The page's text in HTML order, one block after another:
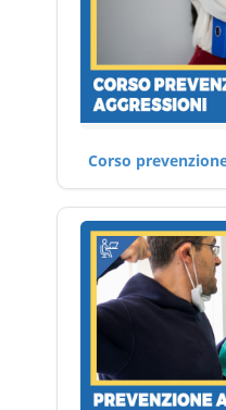
Corso